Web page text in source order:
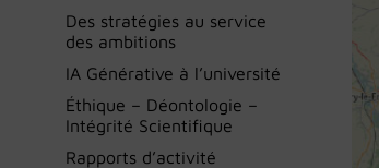
Des stratégies au service
des ambitions
IA Générative à l’université
Éthique – Déontologie –
Intégrité Scientifique
Rapports d’activité